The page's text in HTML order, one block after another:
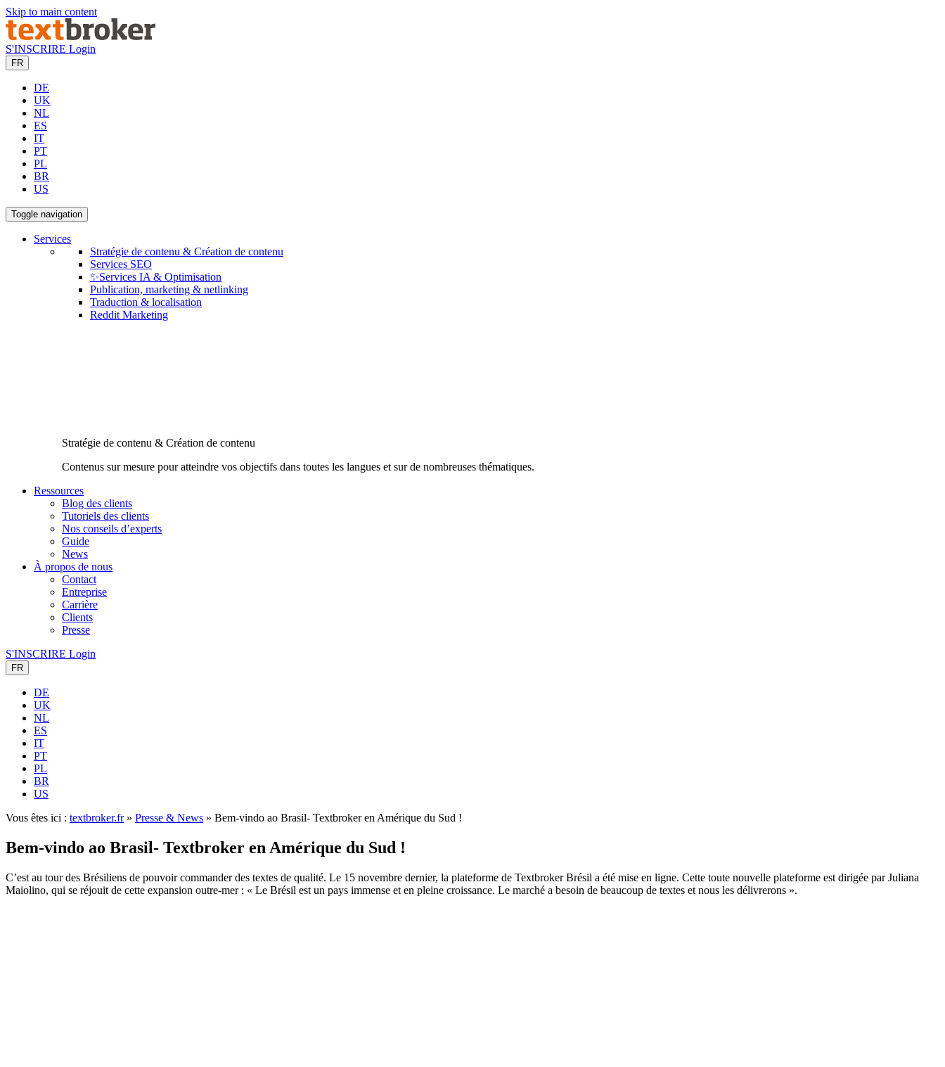
Skip to main content
S'INSCRIRE Login
FR
DE
UK
NL
ES
IT
PT
PL
BR
US
Toggle navigation
Services
Stratégie de contenu & Création de contenu
Services SEO
✨Services IA & Optimisation
Publication, marketing & netlinking
Traduction & localisation
Reddit Marketing
Stratégie de contenu & Création de contenu
Contenus sur mesure pour atteindre vos objectifs dans toutes les langues et sur de nombreuses thématiques.
Ressources
Blog des clients
Tutoriels des clients
Nos conseils d’experts
Guide
News
À propos de nous
Contact
Entreprise
Carrière
Clients
Presse
S'INSCRIRE Login
FR
DE
UK
NL
ES
IT
PT
PL
BR
US
Vous êtes ici : textbroker.fr» Presse & News » Bem-vindo ao Brasil- Textbroker en Amérique du Sud !
Bem-vindo ao Brasil- Textbroker en Amérique du Sud !
C’est au tour des Brésiliens de pouvoir commander des textes de qualité. Le 15 novembre dernier, la plateforme de Textbroker Brésil a été mise en ligne. Cette toute nouvelle plateforme est dirigée par Juliana
Maiolino, qui se réjouit de cette expansion outre-mer : « Le Brésil est un pays immense et en pleine croissance. Le marché a besoin de beaucoup de textes et nous les délivrerons ».